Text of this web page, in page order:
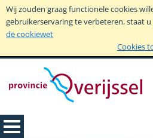
Wij zouden graag functionele cookies
gebruikerservaring te verbeteren, staat
de cookiewet
Cookies